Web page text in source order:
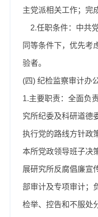
主党派相关工作；完
2.任职条件： 中共
同等条件下，优先考
验者。
(四) 纪检监察审计办
1.主要职责： 全面负
究所纪委及科研道德
执行党的路线方针政
本所党政领导班子决
展研究所反腐倡廉宣
部审计及专项审计；
检举、控告和不服处